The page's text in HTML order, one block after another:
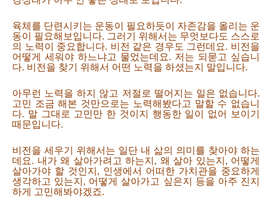
육체를 단련시키는 운동이 필요하듯이 자존감을 올리는 운
동이 필요해보입니다. 그러기 위해서는 무엇보다도 스스로
의 노력이 중요합니다. 비전 같은 경우도 그런데요. 비전을
어떻게 세워야 하느냐고 물었는데요. 저는 되묻고 싶습니
다. 비전을 찾기 위해서 어떤 노력을 하셨는지 말입니다.
아무런 노력을 하지 않고 저절로 떨어지는 일은 없습니다.
고민 조금 해본 것만으로는 노력해봤다고 말할 수 없습니
다. 말 그대로 고민만 한 것이지 행동한 일이 없어 보이기
때문입니다.
비전을 세우기 위해서는 일단 내 삶의 의미를 찾아야 하는
데요. 내가 왜 살아가려고 하는지, 왜 살아 있는지, 어떻게
살아가야 할 것인지, 인생에서 어떠한 가치관을 중요하게
생각하고 있는지, 어떻게 살아가고 싶은지 등을 아주 진지
하게 고민해봐야겠죠.